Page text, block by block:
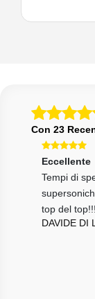
Con 23
Eccellente
Tempi di
top del top!!!
DAVIDE DI